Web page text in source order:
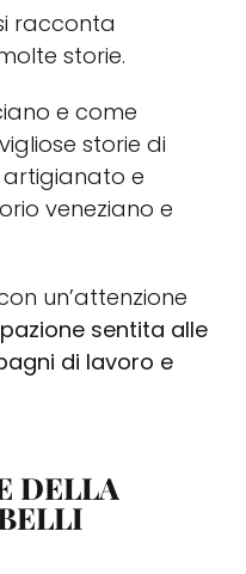
racconta
storie.
e come
storie di
e
veneziano e
un’attenzione
sentita alle
di lavoro e
DELLA